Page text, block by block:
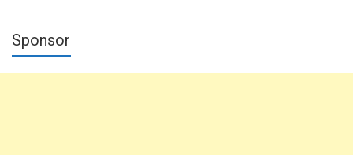
Sponsor